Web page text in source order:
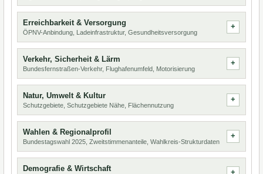
Erreichbarkeit & Versorgung
ÖPNV-Anbindung, Ladeinfrastruktur, Gesundheitsversorgung
Verkehr, Sicherheit & Lärm
Bundesfernstraßen-Verkehr, Flughafenumfeld, Motorisierung
Natur, Umwelt & Kultur
Schutzgebiete, Schutzgebiete Nähe, Flächennutzung
Wahlen & Regionalprofil
Bundestagswahl 2025, Zweitstimmenanteile, Wahlkreis-Strukturdaten
Demografie & Wirtschaft